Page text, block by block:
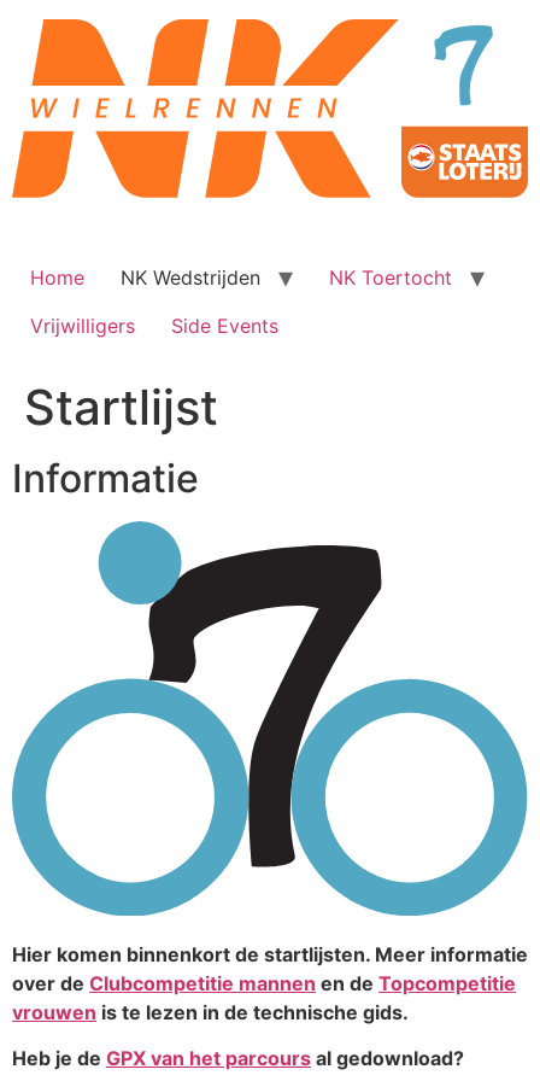
naar
inhoud
Home NK Wedstrijden
NK Toertocht
Vrijwilligers
Side Events
Startlijst
Informatie
Hier komen binnenkort de startlijsten. Meer informatie
over de Clubcompetitie mannen en de Topcompetitie
vrouwen is te lezen in de technische gids.
Heb je de GPX van het parcours al gedownload?